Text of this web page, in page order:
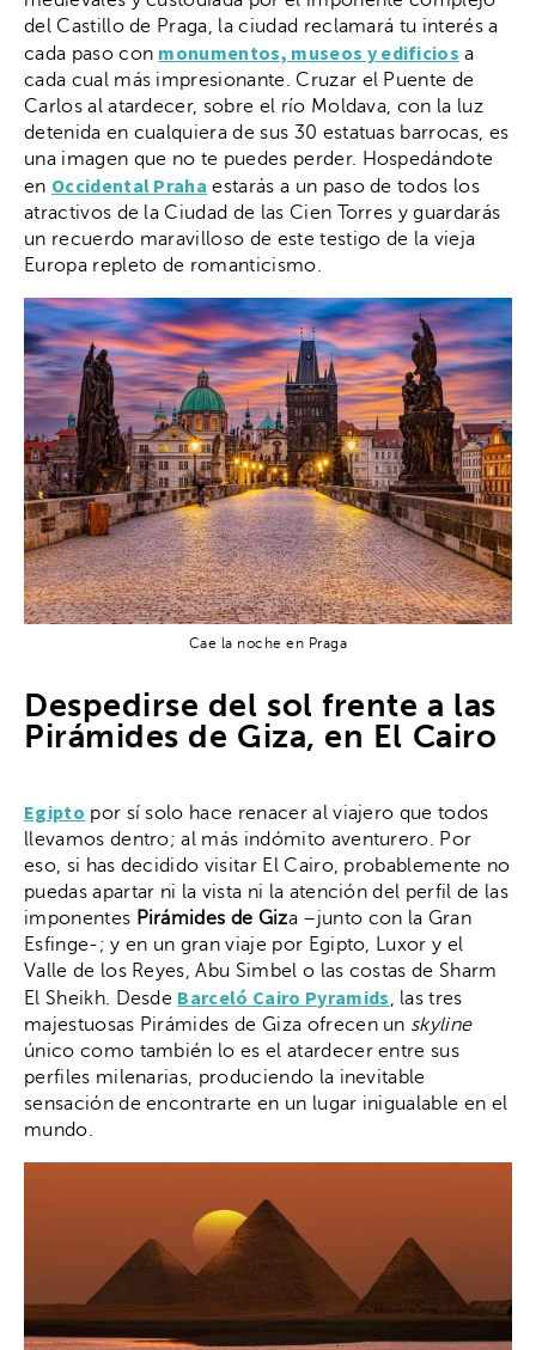
del Castillo de Praga, la ciudad reclamará tu interés a
cada paso con monumentos, museos y edificios a
cada cual más impresionante. Cruzar el Puente de
Carlos al atardecer, sobre el río Moldava, con la luz
detenida en cualquiera de sus 30 estatuas barrocas, es
una imagen que no te puedes perder. Hospedándote
en Occidental Praha estarás a un paso de todos los
atractivos de la Ciudad de las Cien Torres y guardarás
un recuerdo maravilloso de este testigo de la vieja
Europa repleto de romanticismo.
Cae la noche en Praga
Despedirse del sol frente a las
Pirámides de Giza, en El Cairo
Egipto por sí solo hace renacer al viajero que todos
llevamos dentro; al más indómito aventurero. Por
eso, si has decidido visitar El Cairo, probablemente no
puedas apartar ni la vista ni la atención del perfil de las
imponentes Pirámides de Giza –junto con la Gran
Esfinge-; y en un gran viaje por Egipto, Luxor y el
Valle de los Reyes, Abu Simbel o las costas de Sharm
El Sheikh. Desde Barceló Cairo Pyramids , las tres
majestuosas Pirámides de Giza ofrecen un skyline
único como también lo es el atardecer entre sus
perfiles milenarias, produciendo la inevitable
sensación de encontrarte en un lugar inigualable en el
mundo.